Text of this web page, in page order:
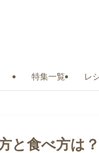
特集一覧 レ
と食べ方は